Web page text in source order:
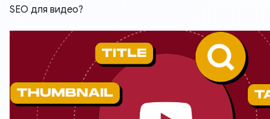
SEO для видео?